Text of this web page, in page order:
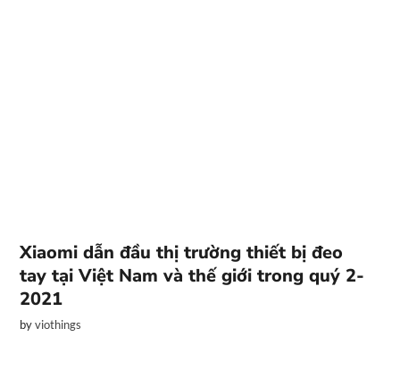
Xiaomi dẫn đầu thị trường thiết bị đeo
tay tại Việt Nam và thế giới trong quý 2-
2021
byviothings